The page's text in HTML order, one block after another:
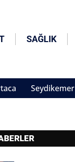
SAĞLIK
Seydikemer